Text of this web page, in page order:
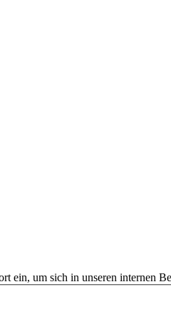
ein, um sich in unseren internen